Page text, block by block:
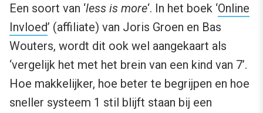
Een soort van ‘less is more‘. In het boek ‘Online
Invloed’ (affiliate) van Joris Groen en Bas
Wouters, wordt dit ook wel aangekaart als
‘vergelijk het met het brein van een kind van 7’.
Hoe makkelijker, hoe beter te begrijpen en hoe
sneller systeem 1 stil blijft staan bij een